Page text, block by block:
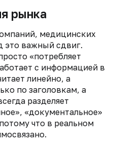
рынка
медицинских
это важный сдвиг.
«потребляет
с информацией в
линейно, а
по заголовкам, а
разделяет
«документальное»
что в реальном